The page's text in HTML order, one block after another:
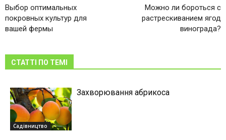
Выбор оптимальных
покровных культур для
вашей фермы
Можно ли бороться с
растрескиванием ягод
винограда?
СТАТТІ ПО ТЕМІ
Садівництво
Захворювання абрикоса